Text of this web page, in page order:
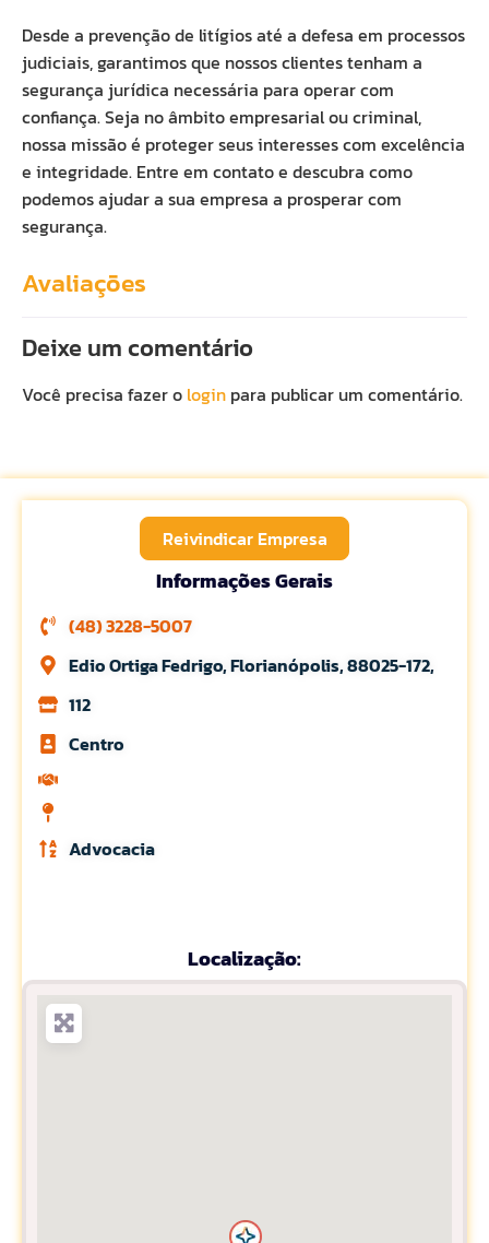
Desde a prevenção de litígios até a defesa em processos
judiciais, garantimos que nossos clientes tenham a
segurança jurídica necessária para operar com
confiança. Seja no âmbito empresarial ou criminal,
nossa missão é proteger seus interesses com excelência
e integridade. Entre em contato e descubra como
podemos ajudar a sua empresa a prosperar com
segurança.
Avaliações
Deixe um comentário
Você precisa fazer o login para publicar um comentário.
Reivindicar Empresa
Informações Gerais
(48) 3228-5007
Edio Ortiga Fedrigo, Florianópolis, 88025-172,
112
Centro
Advocacia
Localização: